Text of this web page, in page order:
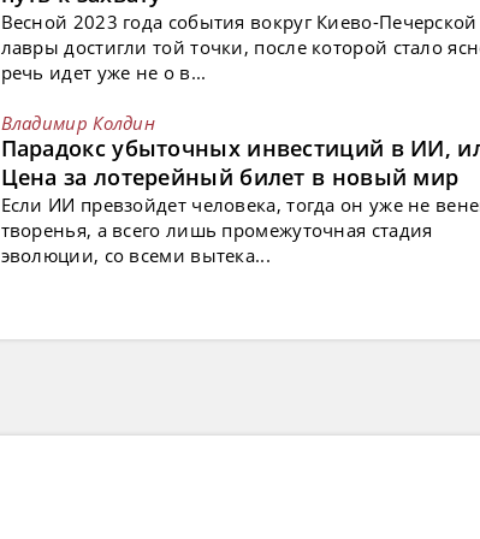
Весной 2023 года события вокруг Киево-Печерской
лавры достигли той точки, после которой стало
речь идет уже не о в...
Владимир Колдин
Парадокс убыточных инвестиций в ИИ,
Цена за лотерейный билет в новый мир
Если ИИ превзойдет человека, тогда он уже не
творенья, а всего лишь промежуточная стадия
эволюции, со всеми вытека...